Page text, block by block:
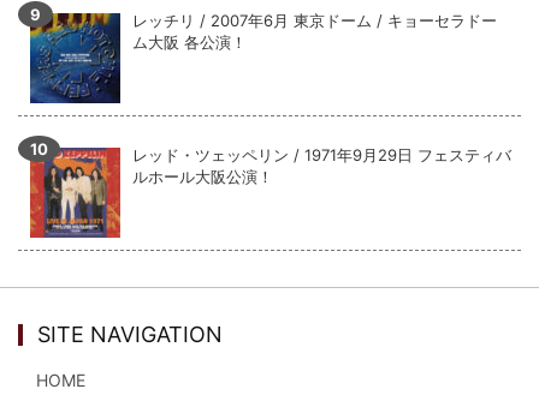
レッチリ / 2007年6月 東京ドーム / キョーセラドー
ム大阪 各公演！
レッド・ツェッペリン / 1971年9月29日 フェスティバ
ルホール大阪公演！
SITE NAVIGATION
HOME